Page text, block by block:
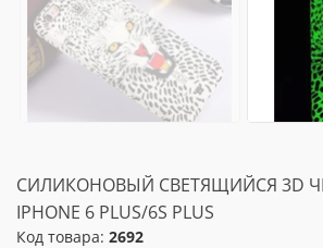
СИЛИКОНОВЫЙ СВЕТЯЩИЙСЯ 3D
IPHONE 6 PLUS/6S PLUS
Код товара: 2692